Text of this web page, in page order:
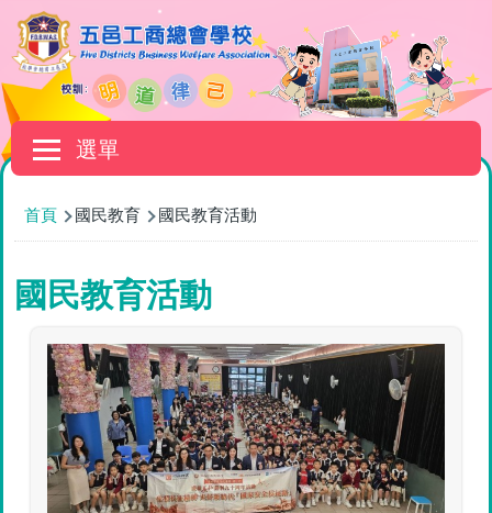
移至主內容
選單
Main
navigation
導
航
連
結
首頁 國民教育 國民教育活動
國民教育活動